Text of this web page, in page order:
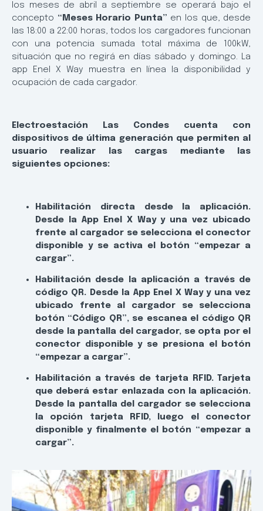
los meses de abril a septiembre se operará bajo el
concepto “Meses Horario Punta” en los que, desde
las 18:00 a 22:00 horas, todos los cargadores funcionan
con una potencia sumada total máxima de 100kW,
situación que no regirá en días sábado y domingo. La
app Enel X Way muestra en línea la disponibilidad y
ocupación de cada cargador.
Electroestación Las Condes cuenta con
dispositivos de última generación que permiten al
usuario realizar las cargas mediante las
siguientes opciones:
Habilitación directa desde la aplicación.
Desde la App Enel X Way y una vez ubicado
frente al cargador se selecciona el conector
disponible y se activa el botón “empezar a
cargar”.
Habilitación desde la aplicación a través de
código QR. Desde la App Enel X Way y una vez
ubicado frente al cargador se selecciona
botón “Código QR”, se escanea el código QR
desde la pantalla del cargador, se opta por el
conector disponible y se presiona el botón
“empezar a cargar”.
Habilitación a través de tarjeta RFID. Tarjeta
que deberá estar enlazada con la aplicación.
Desde la pantalla del cargador se selecciona
la opción tarjeta RFID, luego el conector
disponible y finalmente el botón “empezar a
cargar”.